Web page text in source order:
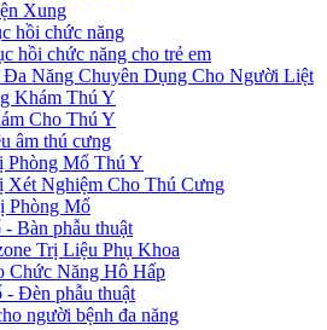
Xung
hồi chức năng
hồi chức năng cho trẻ em
Đa Năng Chuyên Dụng Cho Người Liệt
Khám Thú Y
Cho Thú Y
âm thú cưng
Phòng Mổ Thú Y
Xét Nghiệm Cho Thú Cưng
Phòng Mổ
- Bàn phẫu thuật
Trị Liệu Phụ Khoa
Chức Năng Hô Hấp
- Đèn phẫu thuật
người bệnh đa năng